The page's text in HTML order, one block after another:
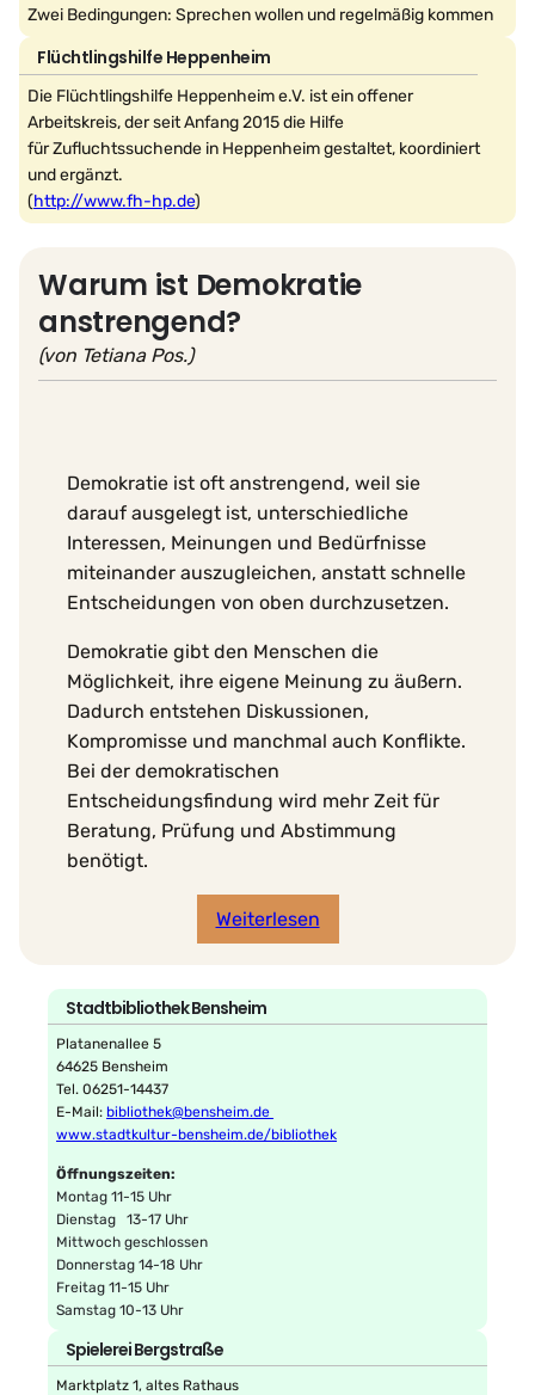
Zwei Bedingungen: Sprechen wollen und regelmäßig kommen
Flüchtlingshilfe Heppenheim
Die Flüchtlingshilfe Heppenheim e.V. ist ein offener
Arbeitskreis, der seit Anfang 2015 die Hilfe
für Zufluchtssuchende in Heppenheim gestaltet, koordiniert
und ergänzt.
(http://www.fh-hp.de)
Warum ist Demokratie
anstrengend?
(von Tetiana Pos.)
Demokratie ist oft anstrengend, weil sie
darauf ausgelegt ist, unterschiedliche
Interessen, Meinungen und Bedürfnisse
miteinander auszugleichen, anstatt schnelle
Entscheidungen von oben durchzusetzen.
Demokratie gibt den Menschen die
Möglichkeit, ihre eigene Meinung zu äußern.
Dadurch entstehen Diskussionen,
Kompromisse und manchmal auch Konflikte.
Bei der demokratischen
Entscheidungsfindung wird mehr Zeit für
Beratung, Prüfung und Abstimmung
benötigt.
Weiterlesen
Stadtbibliothek Bensheim
Platanenallee 5
64625 Bensheim
Tel. 06251-14437
E-Mail:bibliothek@bensheim.de
www.stadtkultur-bensheim.de/bibliothek
Öffnungszeiten:
Montag 11-15 Uhr
Dienstag 13-17 Uhr
Mittwoch geschlossen
Donnerstag 14-18 Uhr
Freitag 11-15 Uhr
Samstag 10-13 Uhr
Spielerei Bergstraße
Marktplatz 1, altes Rathaus